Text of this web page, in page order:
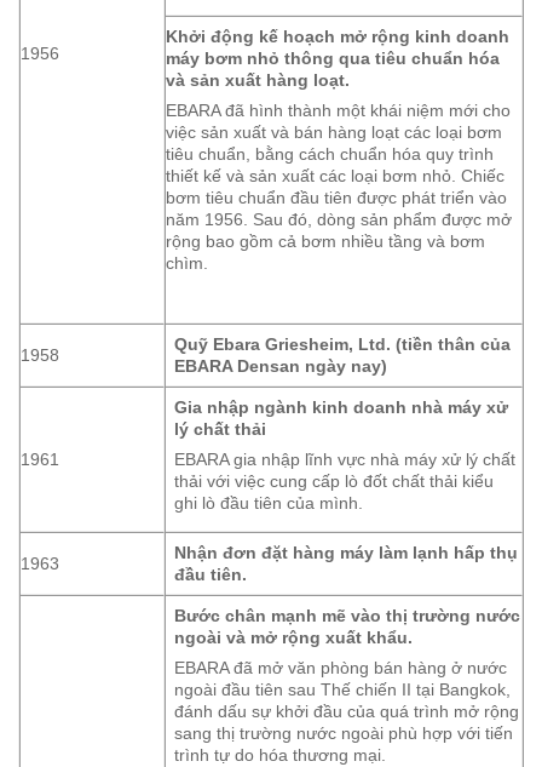
1956
Khởi động kế hoạch mở rộng kinh doanh
máy bơm nhỏ thông qua tiêu chuẩn hóa
và sản xuất hàng loạt.
EBARA đã hình thành một khái niệm mới cho
việc sản xuất và bán hàng loạt các loại bơm
tiêu chuẩn, bằng cách chuẩn hóa quy trình
thiết kế và sản xuất các loại bơm nhỏ. Chiếc
bơm tiêu chuẩn đầu tiên được phát triển vào
năm 1956. Sau đó, dòng sản phẩm được mở
rộng bao gồm cả bơm nhiều tầng và bơm
chìm.
1958
Quỹ Ebara Griesheim, Ltd. (tiền thân của
EBARA Densan ngày nay)
1961
Gia nhập ngành kinh doanh nhà máy xử
lý chất thải
EBARA gia nhập lĩnh vực nhà máy xử lý chất
thải với việc cung cấp lò đốt chất thải kiểu
ghi lò đầu tiên của mình.
1963
Nhận đơn đặt hàng máy làm lạnh hấp thụ
đầu tiên.
Bước chân mạnh mẽ vào thị trường nước
ngoài và mở rộng xuất khẩu.
EBARA đã mở văn phòng bán hàng ở nước
ngoài đầu tiên sau Thế chiến II tại Bangkok,
đánh dấu sự khởi đầu của quá trình mở rộng
sang thị trường nước ngoài phù hợp với tiến
trình tự do hóa thương mại.